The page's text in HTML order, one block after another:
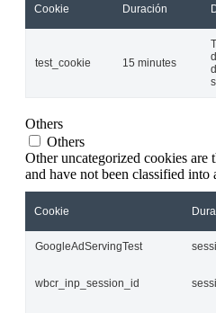
Cookie Duración
test_cookie 15 minutes
Others
Others
Other uncategorized cookies are
and have not been classified into
Cookie
GoogleAdServingTest
wbcr_inp_session_id